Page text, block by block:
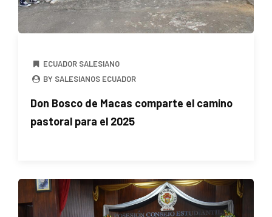
ECUADOR SALESIANO
BY SALESIANOS ECUADOR
Don Bosco de Macas comparte el camino
pastoral para el 2025